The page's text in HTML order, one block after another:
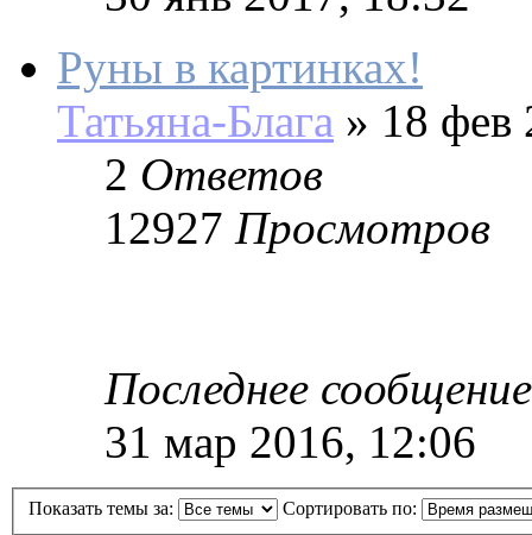
Руны в картинках!
Татьяна-Блага » 18 фев
2 Ответов
12927 Просмотров
Последнее сообщение
31 мар 2016, 12:06
Показать темы за: Сортировать по: